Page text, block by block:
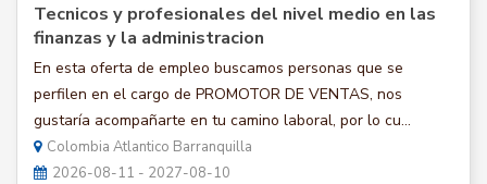
Tecnicos y profesionales del nivel medio en las
finanzas y la administracion
En esta oferta de empleo buscamos personas que se
perfilen en el cargo de PROMOTOR DE VENTAS, nos
gustaría acompañarte en tu camino laboral, por lo cu...
Colombia Atlantico Barranquilla
2026-08-11 - 2027-08-10